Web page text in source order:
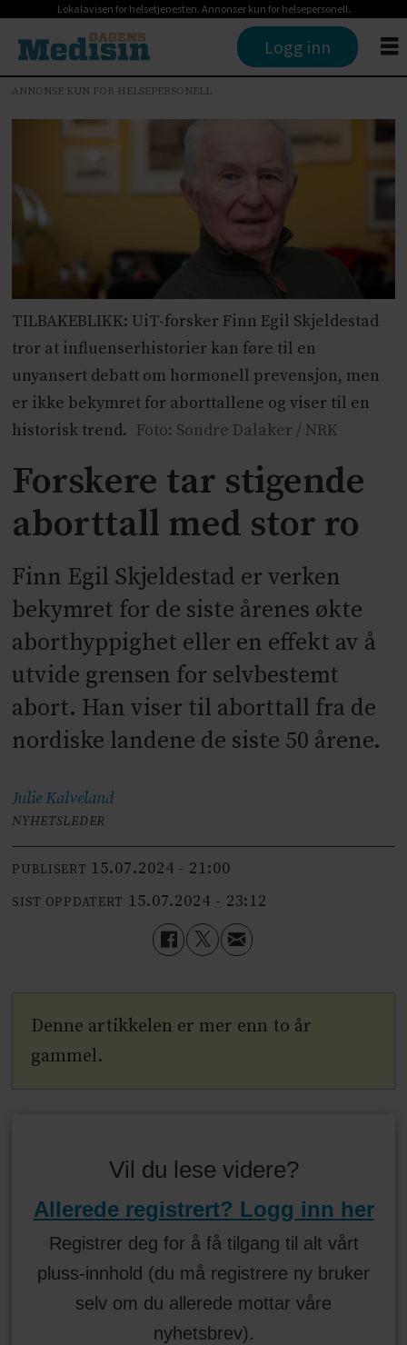
Lokalavisen for helsetjenesten. Annonser kun for helsepersonell.
Logg inn
ANNONSE KUN FOR HELSEPERSONELL
TILBAKEBLIKK: UiT-forsker Finn Egil Skjeldestad
tror at influenserhistorier kan føre til en
unyansert debatt om hormonell prevensjon, men
er ikke bekymret for aborttallene og viser til en
historisk trend. Foto: Sondre Dalaker / NRK
Forskere tar stigende
aborttall med stor ro
Finn Egil Skjeldestad er verken
bekymret for de siste årenes økte
aborthyppighet eller en effekt av å
utvide grensen for selvbestemt
abort. Han viser til aborttall fra de
nordiske landene de siste 50 årene.
JulieKalveland
NYHETSLEDER
PUBLISERT 15.07.2024 - 21:00
SIST OPPDATERT 15.07.2024 - 23:12
Denne artikkelen er mer enn to år
gammel.
Vil du lese videre?
Allerede registrert? Logg inn her
Registrer deg for å få tilgang til alt vårt
pluss-innhold (du må registrere ny bruker
selv om du allerede mottar våre
nyhetsbrev).